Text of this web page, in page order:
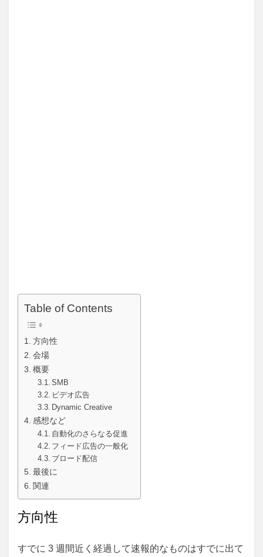
Table of Contents
方向性
会場
概要
SMB
ビデオ広告
Dynamic Creative
感想など
自動化のさらなる促進
フィード広告の一般化
ブロード配信
最後に
関連
方向性
すでに 3 週間近く経過して速報的なものはすでに出て